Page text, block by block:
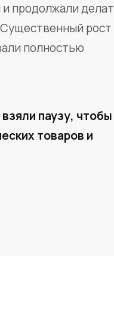
продолжали
рост
полностью
паузу, чтобы
товаров и